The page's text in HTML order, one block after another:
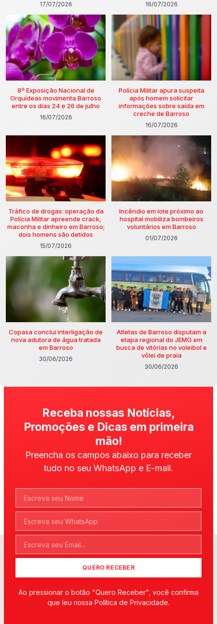
17/07/2026 16/07/2026
8º Exposição Nacional de
Orquídeas movimenta Barroso
entre os dias 24 e 26 de julho
16/07/2026
Polícia Militar apura suspeita
após homem solicitar
informações sobre saída em
creche de Barroso
16/07/2026
Tráfico de drogas: operação da
Polícia Militar apreende crack,
maconha e dinheiro em Barroso;
dois homens são detidos
15/07/2026
Incêndio em lote próximo ao
hospital mobiliza bombeiros
voluntários em Barroso
01/07/2026
Copasa conclui interligação de
nova adutora de água tratada
em Barroso
30/06/2026
Atletas de Barroso disputam a
etapa regional do JEMG em
busca de vitórias no voleibol e
vôlei de praia
30/06/2026
Receba nossas Notícias,
Promoções e Dicas em primeira
mão!
Preencha os campos abaixo para receber
tudo no seu WhatsApp e E-mail.
QUERO RECEBER
Ao pressionar o botão "Quero Receber", você confirma
que leu nossa Política de Privacidade.